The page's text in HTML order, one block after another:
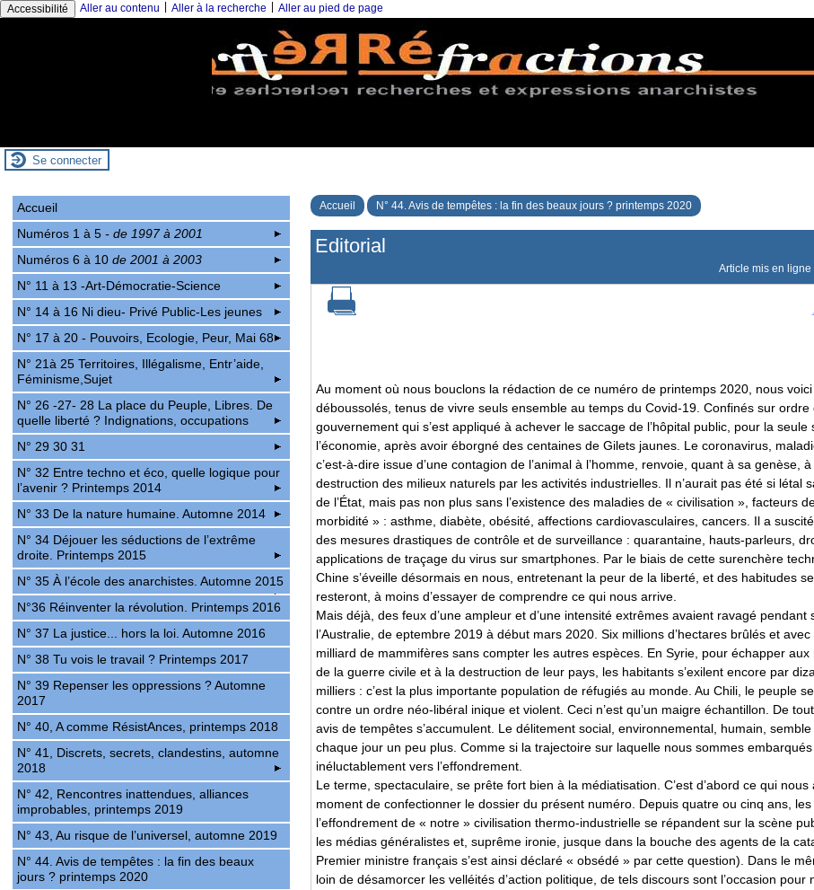
Accessibilité Aller au contenu Aller à la recherche Aller au pied de page
Se connecter
Accueil N° 44. Avis de tempêtes : la fin des beaux jours ? printemps 2020
Editorial
Article mis en ligne
Au moment où nous bouclons la rédaction de ce numéro de printemps 2020, nous voici
déboussolés, tenus de vivre seuls ensemble au temps du Covid-19. Confinés sur ordre
gouvernement qui s’est appliqué à achever le saccage de l’hôpital public, pour la seule
l’économie, après avoir éborgné des centaines de Gilets jaunes. Le coronavirus,
c’est-à-dire issue d’une contagion de l’animal à l’homme, renvoie, quant à sa genèse, à
destruction des milieux naturels par les activités industrielles. Il n’aurait pas été si létal
de l’État, mais pas non plus sans l’existence des maladies de « civilisation », facteurs
morbidité » : asthme, diabète, obésité, affections cardiovasculaires, cancers. Il a
des mesures drastiques de contrôle et de surveillance : quarantaine, hauts-parleurs,
applications de traçage du virus sur smartphones. Par le biais de cette surenchère
Chine s’éveille désormais en nous, entretenant la peur de la liberté, et des habitudes
resteront, à moins d’essayer de comprendre ce qui nous arrive.
Mais déjà, des feux d’une ampleur et d’une intensité extrêmes avaient ravagé pendant
l’Australie, de eptembre 2019 à début mars 2020. Six millions d’hectares brûlés et avec
milliard de mammifères sans compter les autres espèces. En Syrie, pour échapper aux
de la guerre civile et à la destruction de leur pays, les habitants s’exilent encore par
milliers : c’est la plus importante population de réfugiés au monde. Au Chili, le peuple
contre un ordre néo-libéral inique et violent. Ceci n’est qu’un maigre échantillon. De
avis de tempêtes s’accumulent. Le délitement social, environnemental, humain,
chaque jour un peu plus. Comme si la trajectoire sur laquelle nous sommes
inéluctablement vers l’effondrement.
Le terme, spectaculaire, se prête fort bien à la médiatisation. C’est d’abord ce qui nous
moment de confectionner le dossier du présent numéro. Depuis quatre ou cinq ans,
l’effondrement de « notre » civilisation thermo-industrielle se répandent sur la scène
les médias généralistes et, suprême ironie, jusque dans la bouche des agents de la
Premier ministre français s’est ainsi déclaré « obsédé » par cette question). Dans le
loin de désamorcer les velléités d’action politique, de tels discours sont l’occasion pour
Accueil
Numéros 1 à 5- de 1997 à 2001
Numéros 6 à 10de 2001 à 2003
N° 11 à 13 -Art-Démocratie-Science
N° 14 à 16 Ni dieu- Privé Public-Les jeunes
N° 17 à 20 - Pouvoirs, Ecologie, Peur, Mai 68
N° 21à 25 Territoires, Illégalisme, Entr’aide,
Féminisme,Sujet
N° 26 -27- 28 La place du Peuple, Libres. De
quelle liberté ? Indignations, occupations
N° 29 30 31
N° 32 Entre techno et éco, quelle logique pour
l’avenir ? Printemps 2014
N° 33 De la nature humaine. Automne 2014
N° 34 Déjouer les séductions de l’extrême
droite. Printemps 2015
N° 35 À l’école des anarchistes. Automne 2015
N°36 Réinventer la révolution. Printemps 2016
N° 37 La justice... hors la loi. Automne 2016
N° 38 Tu vois le travail ? Printemps 2017
N° 39 Repenser les oppressions ? Automne
2017
N° 40, A comme RésistAnces, printemps 2018
N° 41, Discrets, secrets, clandestins, automne
2018
N° 42, Rencontres inattendues, alliances
improbables, printemps 2019
N° 43, Au risque de l’universel, automne 2019
N° 44. Avis de tempêtes : la fin des beaux
jours ? printemps 2020